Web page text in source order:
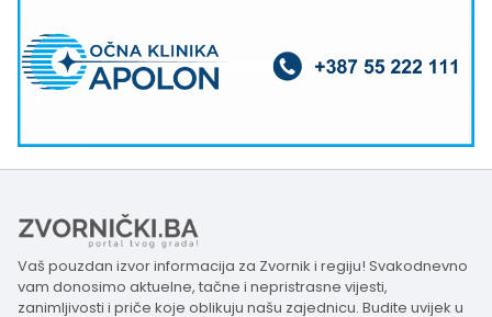
Vaš pouzdan izvor informacija za Zvornik i regiju! Svakodnevno
vam donosimo aktuelne, tačne i nepristrasne vijesti,
zanimljivosti i priče koje oblikuju našu zajednicu. Budite uvijek u